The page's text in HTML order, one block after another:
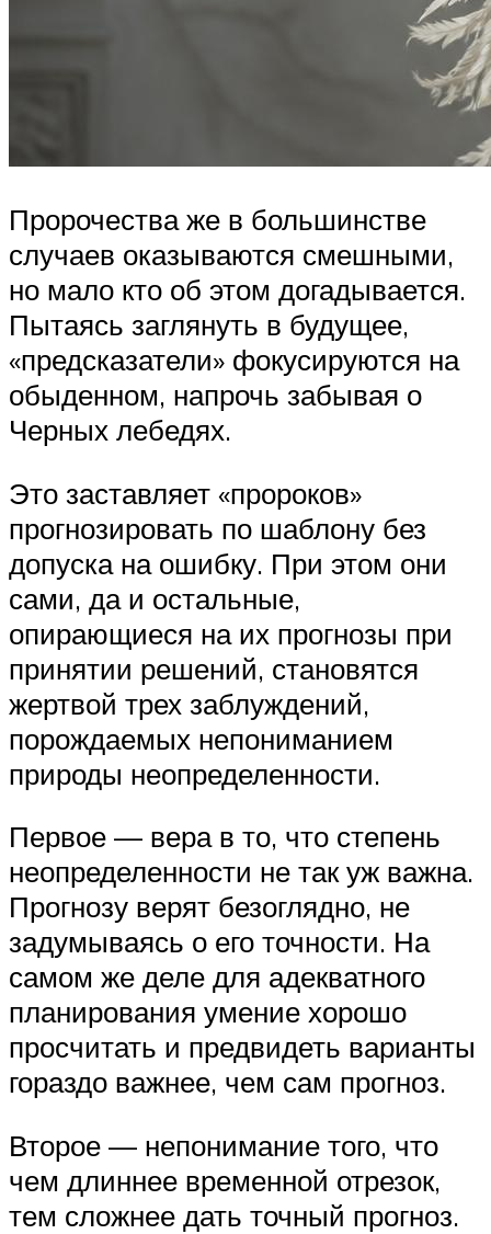
Пророчества же в большинстве
случаев оказываются смешными,
но мало кто об этом догадывается.
Пытаясь заглянуть в будущее,
«предсказатели» фокусируются на
обыденном, напрочь забывая о
Черных лебедях.
Это заставляет «пророков»
прогнозировать по шаблону без
допуска на ошибку. При этом они
сами, да и остальные,
опирающиеся на их прогнозы при
принятии решений, становятся
жертвой трех заблуждений,
порождаемых непониманием
природы неопределенности.
Первое — вера в то, что степень
неопределенности не так уж важна.
Прогнозу верят безоглядно, не
задумываясь о его точности. На
самом же деле для адекватного
планирования умение хорошо
просчитать и предвидеть варианты
гораздо важнее, чем сам прогноз.
Второе — непонимание того, что
чем длиннее временной отрезок,
тем сложнее дать точный прогноз.